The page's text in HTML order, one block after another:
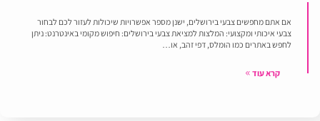
אם אתם מחפשים צבעי בירושלים, ישנן מספר אפשרויות שיכולות לעזור לכם לבחור
צבעי איכותי ומקצועי: המלצות למציאת צבעי בירושלים: חיפוש מקומי באינטרנט: ניתן
לחפש באתרים כמו הומלס, דפי זהב, או…
קרא עוד